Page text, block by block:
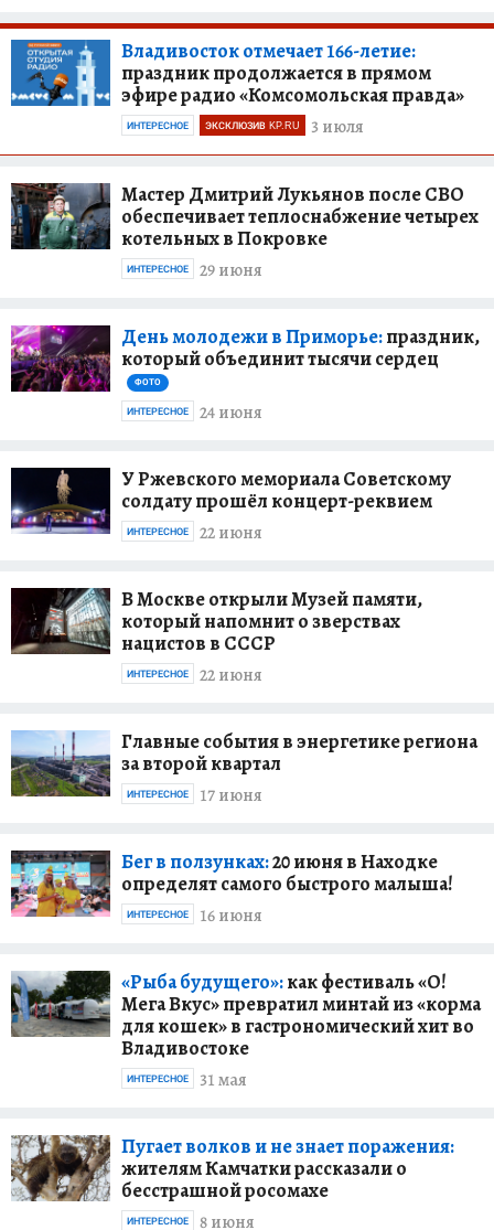
Владивосток отмечает 166-летие:
праздник продолжается в прямом
эфире радио «Комсомольская правда»
3 июля
ИНТЕРЕСНОЕ ЭКСКЛЮЗИВ KP.RU
Мастер Дмитрий Лукьянов после СВО
обеспечивает теплоснабжение четырех
котельных в Покровке
29 июня
ИНТЕРЕСНОЕ
День молодежи в Приморье:праздник,
который объединит тысячи сердец
ФОТО
24 июня
ИНТЕРЕСНОЕ
У Ржевского мемориала Советскому
солдату прошёл концерт-реквием
22 июня
ИНТЕРЕСНОЕ
В Москве открыли Музей памяти,
который напомнит о зверствах
нацистов в СССР
22 июня
ИНТЕРЕСНОЕ
Главные события в энергетике региона
за второй квартал
17 июня
ИНТЕРЕСНОЕ
Бег в ползунках:20 июня в Находке
определят самого быстрого малыша!
16 июня
ИНТЕРЕСНОЕ
«Рыба будущего»:как фестиваль «О!
Мега Вкус» превратил минтай из «корма
для кошек» в гастрономический хит во
Владивостоке
31 мая
ИНТЕРЕСНОЕ
Пугает волков и не знает поражения:
жителям Камчатки рассказали о
бесстрашной росомахе
8 июня
ИНТЕРЕСНОЕ